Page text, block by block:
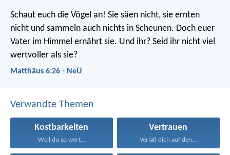
Schaut euch die Vögel an! Sie säen nicht, sie ernten
nicht und sammeln auch nichts in Scheunen. Doch euer
Vater im Himmel ernährt sie. Und ihr? Seid ihr nicht viel
wertvoller als sie?
Matthäus 6:26 - NeÜ
Verwandte Themen
Kostbarkeiten
Weil du so wert...
Vertrauen
Verlaß dich auf den...